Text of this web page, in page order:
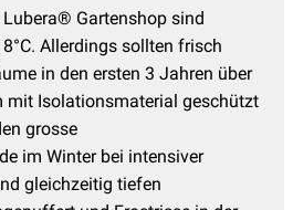
Gartenshop sind
Allerdings sollten frisch
in den ersten 3 Jahren über
mit Isolationsmaterial geschützt
grosse
im Winter bei intensiver
gleichzeitig tiefen